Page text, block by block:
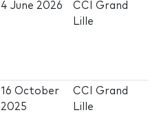
4 June 2026
CCI Grand
Lille
16 October
2025
CCI Grand
Lille